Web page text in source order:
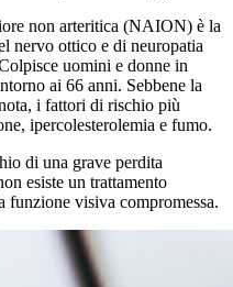
non arteritica (NAION) è la
nervo ottico e di neuropatia
uomini e donne in
ai 66 anni. Sebbene la
i fattori di rischio più
ipercolesterolemia e fumo.
di una grave perdita
esiste un trattamento
visiva compromessa.